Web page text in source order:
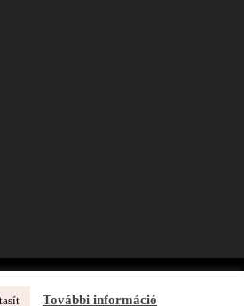
További információ